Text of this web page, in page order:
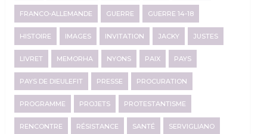
FRANCO-ALLEMANDE GUERRE GUERRE 14-18
HISTOIRE IMAGES INVITATION JACKY JUSTES
LIVRET MEMORHA NYONS PAIX PAYS
PAYS DE DIEULEFIT PRESSE PROCURATION
PROGRAMME PROJETS PROTESTANTISME
RENCONTRE RÉSISTANCE SANTÉ SERVIGLIANO